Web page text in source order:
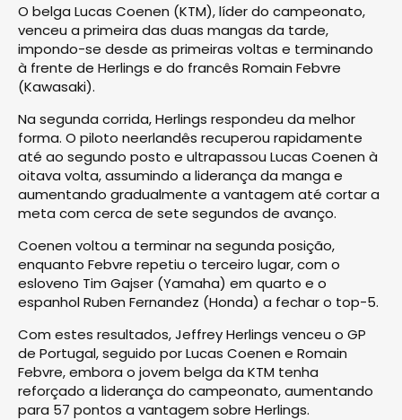
O belga Lucas Coenen (KTM), líder do campeonato,
venceu a primeira das duas mangas da tarde,
impondo-se desde as primeiras voltas e terminando
à frente de Herlings e do francês Romain Febvre
(Kawasaki).
Na segunda corrida, Herlings respondeu da melhor
forma. O piloto neerlandês recuperou rapidamente
até ao segundo posto e ultrapassou Lucas Coenen à
oitava volta, assumindo a liderança da manga e
aumentando gradualmente a vantagem até cortar a
meta com cerca de sete segundos de avanço.
Coenen voltou a terminar na segunda posição,
enquanto Febvre repetiu o terceiro lugar, com o
esloveno Tim Gajser (Yamaha) em quarto e o
espanhol Ruben Fernandez (Honda) a fechar o top-5.
Com estes resultados, Jeffrey Herlings venceu o GP
de Portugal, seguido por Lucas Coenen e Romain
Febvre, embora o jovem belga da KTM tenha
reforçado a liderança do campeonato, aumentando
para 57 pontos a vantagem sobre Herlings.